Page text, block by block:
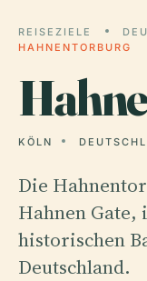
REISEZIELE
HAHNENTORBURG
KÖLN
Die
Hahnen Gate,
historischen
Deutschland.